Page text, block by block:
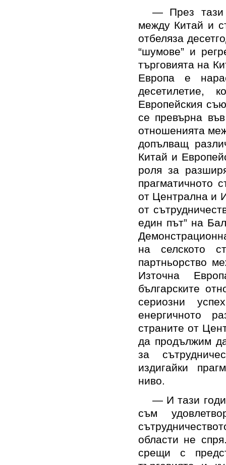
— През тази
между Китай и
отбеляза
“шумове” и
търговията на
Европа е
десетилетие,
Европейския
се превърна
отношенията
допълващ
Китай и
роля за
прагматичното
от Централна и
от
един път” на
на селското
партньорство
Източна
българските
сериозни
енергичното
страните от
да продължим
за
издигайки
ниво.
— И тази
съм
области не
срещи с